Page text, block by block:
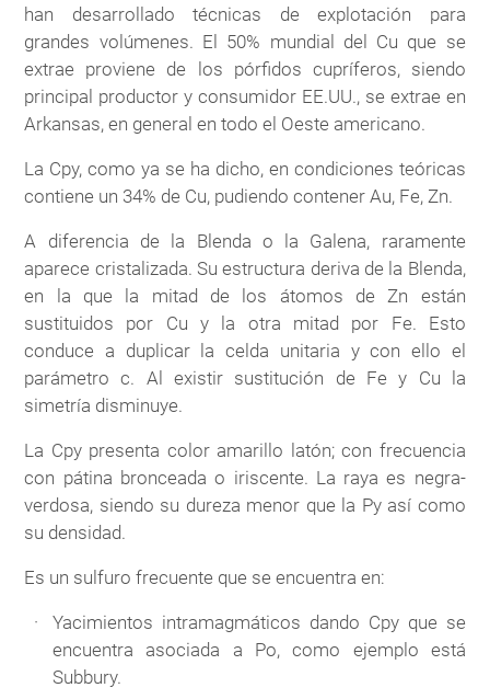
han desarrollado técnicas de explotación para
grandes volúmenes. El 50% mundial del Cu que se
extrae proviene de los pórfidos cupríferos, siendo
principal productor y consumidor EE.UU., se extrae en
Arkansas, en general en todo el Oeste americano.
La Cpy, como ya se ha dicho, en condiciones teóricas
contiene un 34% de Cu, pudiendo contener Au, Fe, Zn.
A diferencia de la Blenda o la Galena, raramente
aparece cristalizada. Su estructura deriva de la Blenda,
en la que la mitad de los átomos de Zn están
sustituidos por Cu y la otra mitad por Fe. Esto
conduce a duplicar la celda unitaria y con ello el
parámetro c. Al existir sustitución de Fe y Cu la
simetría disminuye.
La Cpy presenta color amarillo latón; con frecuencia
con pátina bronceada o iriscente. La raya es negra-
verdosa, siendo su dureza menor que la Py así como
su densidad.
Es un sulfuro frecuente que se encuentra en:
Yacimientos intramagmáticos dando Cpy que se
encuentra asociada a Po, como ejemplo está
Subbury.